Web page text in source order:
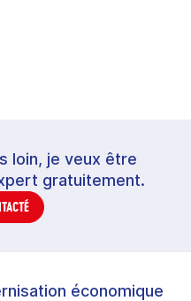
loin, je veux être
gratuitement.
économique